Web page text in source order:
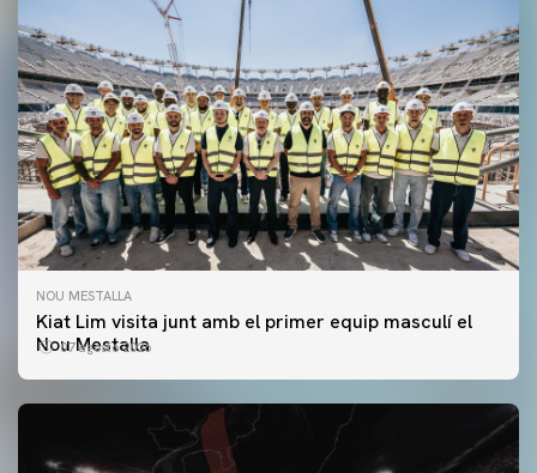
NOU MESTALLA
Kiat Lim visita junt amb el primer equip masculí el
Nou Mestalla
07 agosto 2026